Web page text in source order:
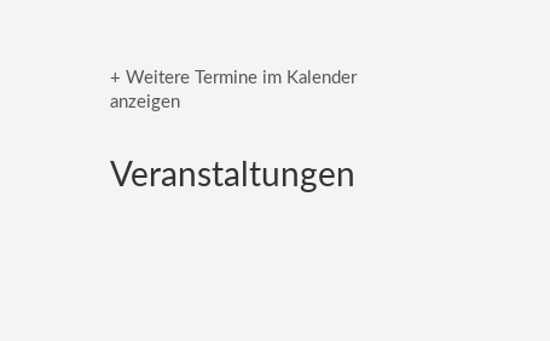
+ Weitere Termine im Kalender
anzeigen
Veranstaltungen